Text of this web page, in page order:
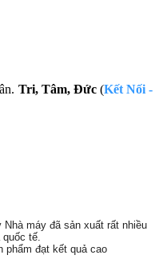
Tri, Tâm, Đức(Kết Nối -
máy đã sản xuất rất nhiều
tế.
phẩm đạt kết quả cao